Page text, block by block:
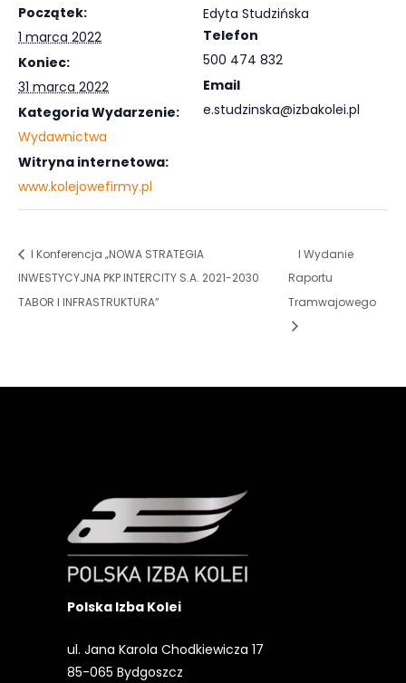
Początek:
1 marca 2022
Koniec:
31 marca 2022
Kategoria Wydarzenie:
Wydawnictwa
Witryna internetowa:
www.kolejowefirmy.pl
Edyta Studzińska
Telefon
500 474 832
Email
e.studzinska@izbakolei.pl
I Konferencja „NOWA STRATEGIA
INWESTYCYJNA PKP INTERCITY S.A. 2021-2030
TABOR I INFRASTRUKTURA”
I Wydanie
Raportu
Tramwajowego
Polska Izba Kolei
ul. Jana Karola Chodkiewicza 17
85-065 Bydgoszcz